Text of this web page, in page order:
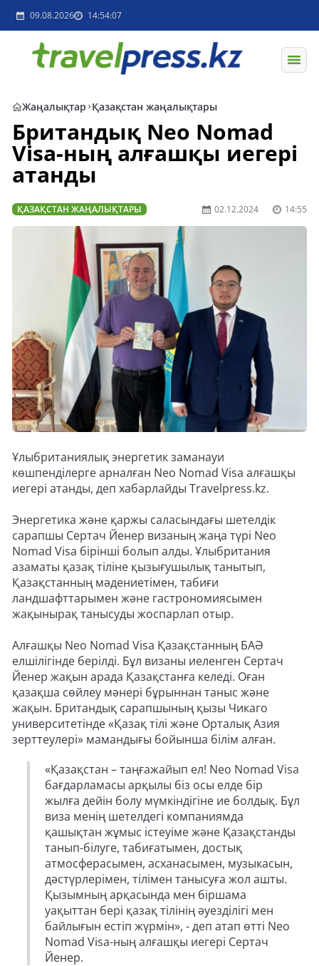
09.08.2026 14:54:07
Жаңалықтар Қазақстан жаңалықтары
Британдық Neo Nomad
Visa-ның алғашқы иегері
атанды
ҚАЗАҚСТАН ЖАҢАЛЫҚТАРЫ 02.12.2024 14:55
Ұлыбританиялық энергетик заманауи
көшпенділерге арналған Neo Nomad Visa алғашқы
иегері атанды, деп хабарлайды Travelpress.kz.
Энергетика және қаржы саласындағы шетелдік
сарапшы Сертач Йенер визаның жаңа түрі Neo
Nomad Visa бірінші болып алды. Ұлыбритания
азаматы қазақ тіліне қызығушылық танытып,
Қазақстанның мәдениетімен, табиғи
ландшафттарымен және гастрономиясымен
жақынырақ танысуды жоспарлап отыр.
Алғашқы Neo Nomad Visa Қазақстанның БАӘ
елшілігінде берілді. Бұл визаны иеленген Сертач
Йенер жақын арада Қазақстанға келеді. Оған
қазақша сөйлеу мәнері бұрыннан таныс және
жақын. Британдық сарапшының қызы Чикаго
университетінде «Қазақ тілі және Орталық Азия
зерттеулері» мамандығы бойынша білім алған.
«Қазақстан – таңғажайып ел! Neo Nomad Visa
бағдарламасы арқылы біз осы елде бір
жылға дейін болу мүмкіндігіне ие болдық. Бұл
виза менің шетелдегі компаниямда
қашықтан жұмыс істеуіме және Қазақстанды
танып-білуге, табиғатымен, достық
атмосферасымен, асханасымен, музыкасын,
дәстүрлерімен, тілімен танысуға жол ашты.
Қызымның арқасында мен біршама
уақыттан бері қазақ тілінің әуезділігі мен
байлығын естіп жүрмін», - деп атап өтті Neo
Nomad Visa-ның алғашқы иегері Сертач
Йенер.